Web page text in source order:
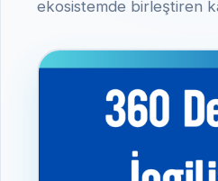
ekosistemde birleştiren